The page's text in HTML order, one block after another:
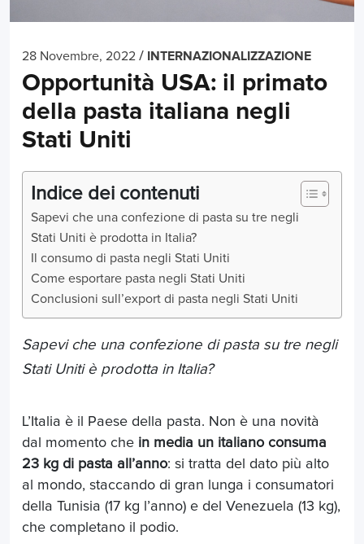
28 Novembre, 2022 / INTERNAZIONALIZZAZIONE
Opportunità USA: il primato
della pasta italiana negli
Stati Uniti
Indice dei contenuti
Sapevi che una confezione di pasta su tre negli
Stati Uniti è prodotta in Italia?
Il consumo di pasta negli Stati Uniti
Come esportare pasta negli Stati Uniti
Conclusioni sull’export di pasta negli Stati Uniti
Sapevi che una confezione di pasta su tre negli
Stati Uniti è prodotta in Italia?
L’Italia è il Paese della pasta. Non è una novità
dal momento che in media un italiano consuma
23 kg di pasta all’anno: si tratta del dato più alto
al mondo, staccando di gran lunga i consumatori
della Tunisia (17 kg l’anno) e del Venezuela (13 kg),
che completano il podio.